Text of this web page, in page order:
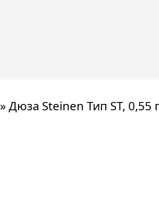
»Дюза Steinen Тип ST, 0,55